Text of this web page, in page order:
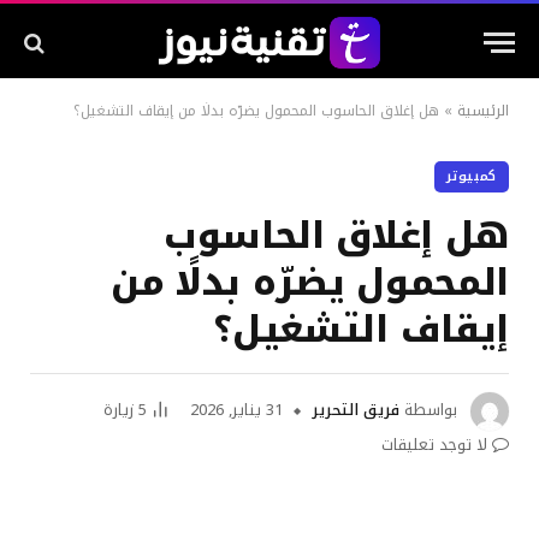
الرئيسية » هل إغلاق الحاسوب المحمول يضرّه بدلًا من إيقاف التشغيل؟
كمبيوتر
هل إغلاق الحاسوب
المحمول يضرّه بدلًا من
إيقاف التشغيل؟
بواسطة فريق التحرير 31 يناير, 2026 5زيارة
لا توجد تعليقات